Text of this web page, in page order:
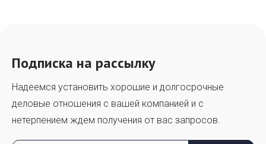
Подписка на рассылку
Надеемся установить хорошие и долгосрочные
деловые отношения с вашей компанией и с
нетерпением ждем получения от вас запросов.